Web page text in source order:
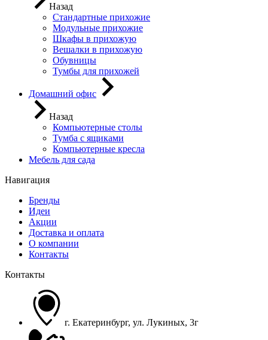
Назад
Стандартные прихожие
Модульные прихожие
Шкафы в прихожую
Вешалки в прихожую
Обувницы
Тумбы для прихожей
Домашний офис
Назад
Компьютерные столы
Тумба с ящиками
Компьютерные кресла
Мебель для сада
Навигация
Бренды
Идеи
Акции
Доставка и оплата
О компании
Контакты
Контакты
г. Екатеринбург, ул. Лукиных, 3г